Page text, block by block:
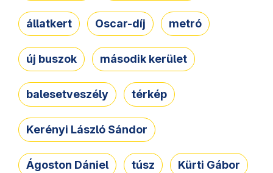
állatkert Oscar-díj metró
új buszok második kerület
balesetveszély térkép
Kerényi László Sándor
Ágoston Dániel túsz Kürti Gábor